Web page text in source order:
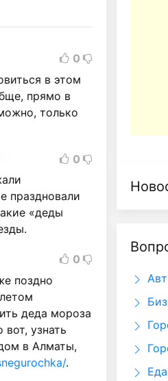
0
в этом
прямо в
только
0
праздновали
«деды
0
поздно
деда мороза
узнать
в Алматы,
.